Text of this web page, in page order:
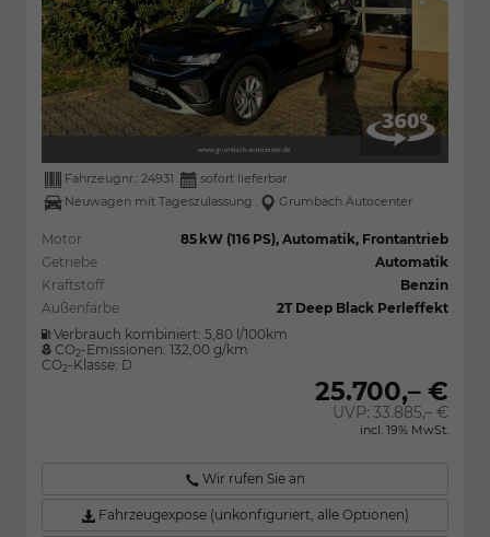
Fahrzeugnr.: 24931
sofort lieferbar
Neuwagen mit Tageszulassung
Grumbach Autocenter
Motor
85 kW (116 PS), Automatik, Frontantrieb
Getriebe
Automatik
Kraftstoff
Benzin
Außenfarbe
2T Deep Black Perleffekt
Verbrauch kombiniert: 5,80 l/100km
CO2-Emissionen: 132,00 g/km
CO2-Klasse: D
25.700,– €
UVP:33.885,– €
incl. 19% MwSt.
Wir rufen Sie an
Fahrzeugexpose (unkonfiguriert, alle Optionen)